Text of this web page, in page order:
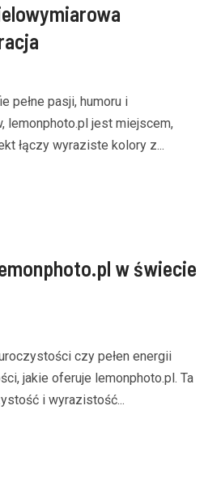
pełne pasji, humoru i
lemonphoto.pl jest miejscem,
łączy wyraziste kolory z...
w świecie
czy pełen energii
jakie oferuje lemonphoto.pl. Ta
i wyrazistość...